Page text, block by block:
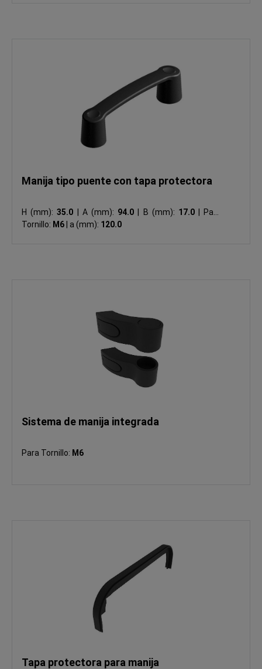
Manija tipo puente con tapa protectora
H (mm):35.0 A (mm): 94.0 B (mm): 17.0
Para
Tornillo: M6 a (mm): 120.0
Sistema de manija integrada
Para Tornillo: M6
Tapa protectora para manija